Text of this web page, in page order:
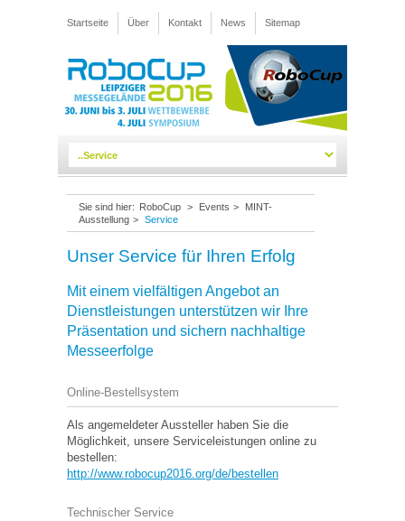
Startseite Über Kontakt News Sitemap
Sie sind hier: RoboCup > Events >
MINT-
Ausstellung > Service
Unser Service für Ihren Erfolg
Mit einem vielfältigen Angebot an
Dienstleistungen unterstützen wir Ihre
Präsentation und sichern nachhaltige
Messeerfolge
Online-Bestellsystem
Als angemeldeter Aussteller haben Sie die
Möglichkeit, unsere Serviceleistungen online zu
bestellen:
http://www.robocup2016.org/de/bestellen
Technischer Service